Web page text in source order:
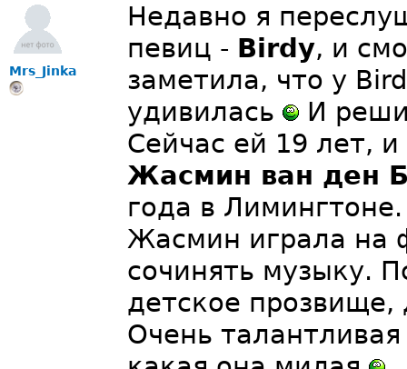
Mrs_Jinka
Недавно я
певиц - Birdy, и
заметила, что у
удивилась
И
Сейчас ей 19 лет,
Жасмин ван ден
года в
Жасмин играла на
сочинять музыку.
детское
Очень